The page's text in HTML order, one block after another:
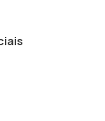
ao